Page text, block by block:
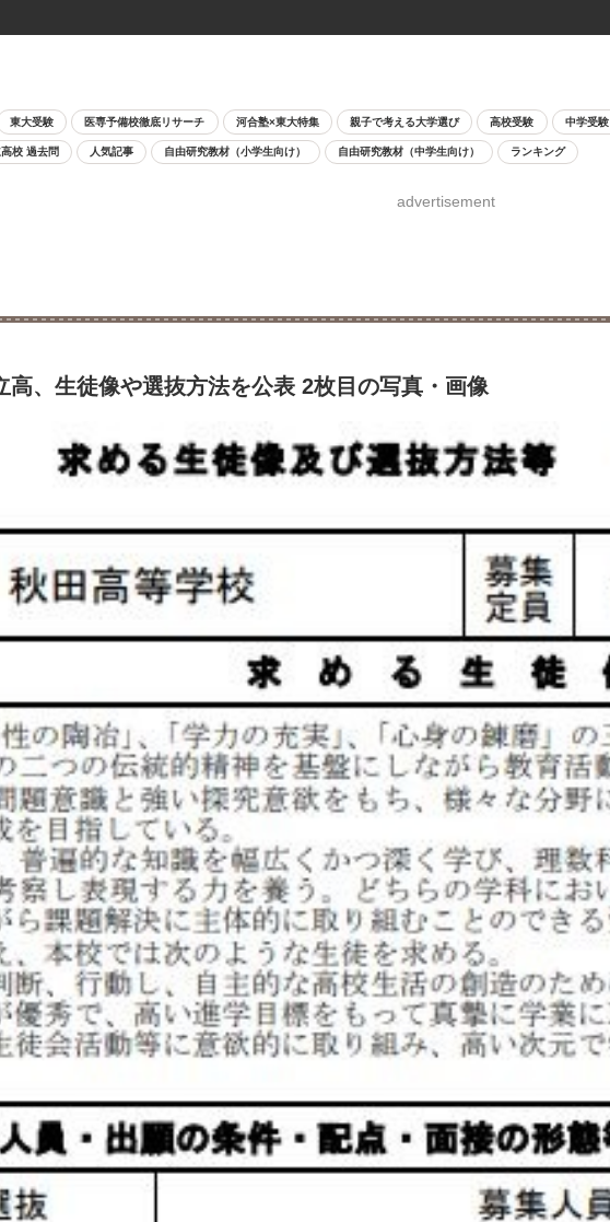
東大受験 医専予備校徹底リサーチ 河合塾×東大特集 親子で考える大学選び 高校受験 中学受験
校 過去問 人気記事 自由研究教材（小学生向け） 自由研究教材（中学生向け） ランキング
advertisement
高、生徒像や選抜方法を公表 2枚目の写真・画像